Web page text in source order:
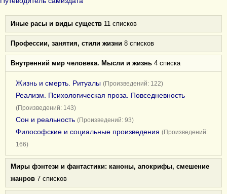
Иные расы и виды существ 11 списков
Профессии, занятия, стили жизни 8 списков
Внутренний мир человека. Мысли и жизнь 4 списка
Жизнь и смерть. Ритуалы (Произведений: 122)
Реализм. Психологическая проза. Повседневность
(Произведений: 143)
Сон и реальность (Произведений: 93)
Философские и социальные произведения (Произведений:
166)
Миры фэнтези и фантастики: каноны, апокрифы, смешение
жанров 7 списков